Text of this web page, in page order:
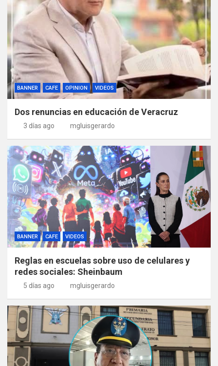
BANNER CAFE OPINION VIDEOS
Dos renuncias en educación de Veracruz
3 días ago mgluisgerardo
BANNER CAFE VIDEOS
Reglas en escuelas sobre uso de celulares y
redes sociales: Sheinbaum
5 días ago mgluisgerardo